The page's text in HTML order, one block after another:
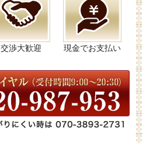
交渉大歓迎 現金でお支払い